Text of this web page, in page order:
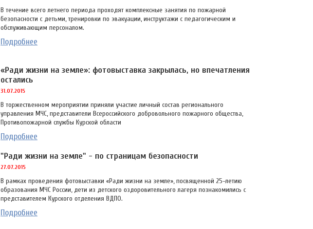
В течение всего летнего периода проходят комплексные занятия по пожарной
безопасности с детьми, тренировки по эвакуации, инструктажи с педагогическим и
обслуживающим персоналом.
Подробнее
«Ради жизни на земле»: фотовыставка закрылась, но впечатления
остались
31.07.2015
В торжественном мероприятии приняли участие личный состав регионального
управления МЧС, представители Всероссийского добровольного пожарного общества,
Противопожарной службы Курской области
Подробнее
"Ради жизни на земле" - по страницам безопасности
27.07.2015
В рамках проведения фотовыставки «Ради жизни на земле», посвященной 25–летию
образования МЧС России, дети из детского оздоровительного лагеря познакомились с
представителем Курского отделения ВДПО.
Подробнее